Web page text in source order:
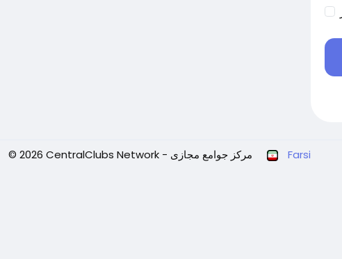
© 2026 CentralClubs Network - مرکز جوامع مجازی Farsi